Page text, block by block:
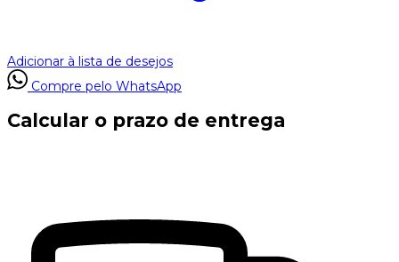
Adicionar à lista de desejos
Compre pelo WhatsApp
Calcular o prazo de entrega